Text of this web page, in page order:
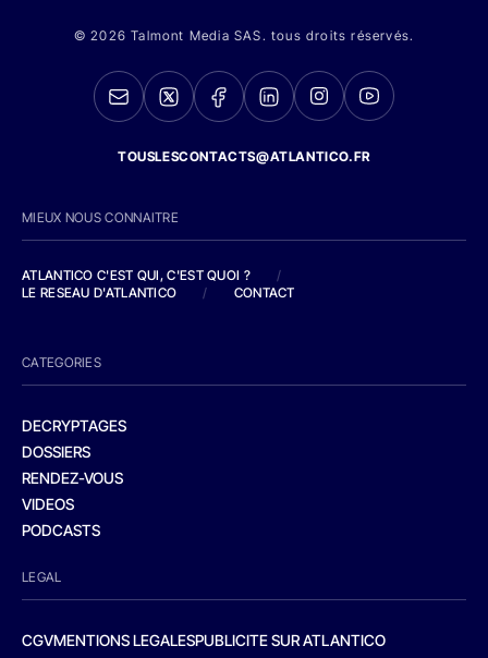
© 2026 Talmont Media SAS. tous droits réservés.
TOUSLESCONTACTS@ATLANTICO.FR
MIEUX NOUS CONNAITRE
ATLANTICO C'EST QUI, C'EST QUOI ?
/
LE RESEAU D'ATLANTICO
/ CONTACT
CATEGORIES
DECRYPTAGES
DOSSIERS
RENDEZ-VOUS
VIDEOS
PODCASTS
LEGAL
CGVMENTIONS LEGALESPUBLICITE SUR ATLANTICO